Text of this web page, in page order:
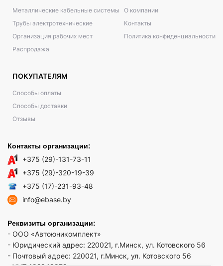
Металлические кабельные системы
Трубы электротехнические
Организация рабочих мест
Распродажа
О компании
Контакты
Политика конфиденциальности
ПОКУПАТЕЛЯМ
Способы оплаты
Способы доставки
Отзывы
Контакты организации:
+375 (29)-131-73-11
+375 (29)-320-19-39
+375 (17)-231-93-48
info@ebase.by
Реквизиты организации:
- ООО «Автоюникомплект»
- Юридический адрес: 220021, г.Минск, ул. Котовского 56
- Почтовый адрес: 220021, г.Минск, ул. Котовского 56